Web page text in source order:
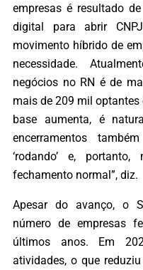
empresas é resultado
digital para abrir
movimento híbrido de
necessidade.
negócios no RN é de
mais de 209 mil optantes
base aumenta, é
encerramentos
‘rodando’ e,
fechamento normal”, diz.
Apesar do avanço, o
número de empresas
últimos anos. Em
atividades, o que